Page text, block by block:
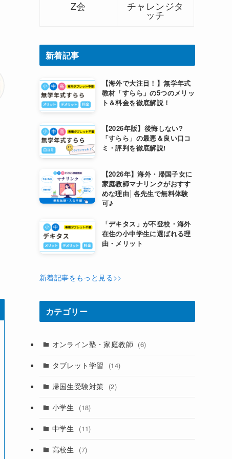
Z会 チャレンジタ
ッチ
新着記事
【海外で大注目！】無学年式
教材「すらら」の5つのメリッ
ト＆料金を徹底解説！
【2026年版】後悔しない?
「すらら」の最悪＆良い口コ
ミ・評判を徹底解説!
【2026年】海外・帰国子女に
家庭教師マナリンクがおすす
めな理由│各先生で無料体験
可♪
「デキタス」が不登校・海外
在住の小中学生に選ばれる理
由・メリット
新着記事をもっと見る>>
カテゴリー
オンライン塾・家庭教師 (6)
タブレット学習 (14)
帰国生受験対策 (2)
小学生 (18)
中学生 (11)
高校生 (7)